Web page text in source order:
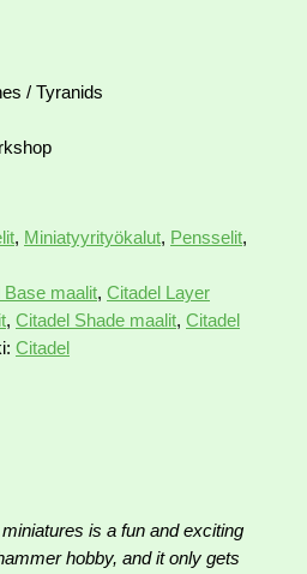
/ Tyranids
, Miniatyyrityökalut, Pensselit,
Base maalit, Citadel Layer
, Citadel Shade maalit, Citadel
Citadel
is a fun and exciting
hobby, and it only gets